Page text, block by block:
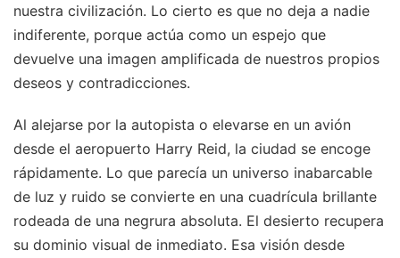
nuestra civilización. Lo cierto es que no deja a nadie
indiferente, porque actúa como un espejo que
devuelve una imagen amplificada de nuestros propios
deseos y contradicciones.
Al alejarse por la autopista o elevarse en un avión
desde el aeropuerto Harry Reid, la ciudad se encoge
rápidamente. Lo que parecía un universo inabarcable
de luz y ruido se convierte en una cuadrícula brillante
rodeada de una negrura absoluta. El desierto recupera
su dominio visual de inmediato. Esa visión desde